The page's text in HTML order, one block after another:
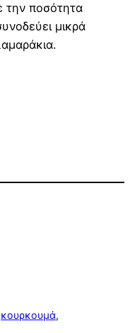
την ποσότητα
μικρά
κουρκουμά